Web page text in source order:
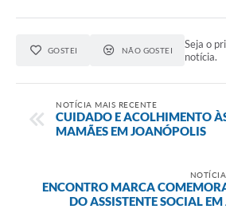
GOSTEI NÃO GOSTEI
Seja o
notícia.
NOTÍCIA MAIS RECENTE
CUIDADO E ACOLHIMENTO
MAMÃES EM JOANÓPOLIS
ENCONTRO MARCA
DO ASSISTENTE SOCIAL